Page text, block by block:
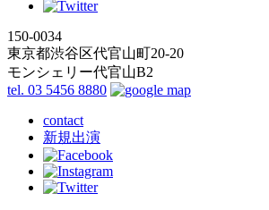
150-0034
東京都渋谷区代官山町20-20
モンシェリー代官山B2
tel. 03 5456 8880
contact
新規出演